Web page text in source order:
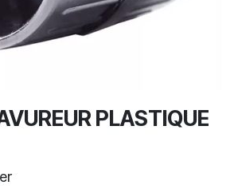
PLASTIQUE